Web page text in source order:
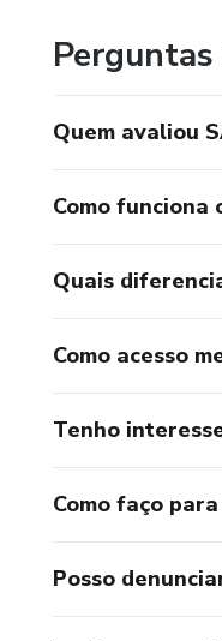
Quem avaliou
Como funciona
Quais
Como acesso
Tenho
Como faço
Posso